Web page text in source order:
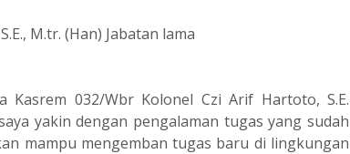
M.tr. (Han) Jabatan lama
Kasrem 032/Wbr Kolonel Czi Arif Hartoto, S.E.
yakin dengan pengalaman tugas yang sudah
mampu mengemban tugas baru di lingkungan